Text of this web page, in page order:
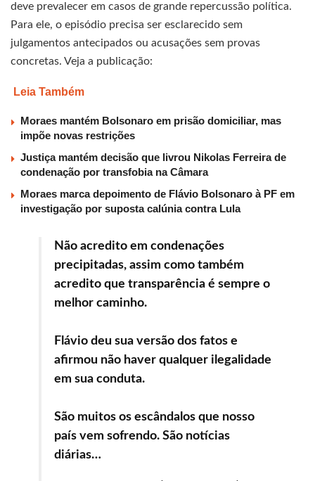
deve prevalecer em casos de grande repercussão política.
Para ele, o episódio precisa ser esclarecido sem
julgamentos antecipados ou acusações sem provas
concretas. Veja a publicação:
Leia Também
Moraes mantém Bolsonaro em prisão domiciliar, mas
impõe novas restrições
Justiça mantém decisão que livrou Nikolas Ferreira de
condenação por transfobia na Câmara
Moraes marca depoimento de Flávio Bolsonaro à PF em
investigação por suposta calúnia contra Lula
Não acredito em condenações
precipitadas, assim como também
acredito que transparência é sempre o
melhor caminho.
Flávio deu sua versão dos fatos e
afirmou não haver qualquer ilegalidade
em sua conduta.
São muitos os escândalos que nosso
país vem sofrendo. São notícias
diárias…